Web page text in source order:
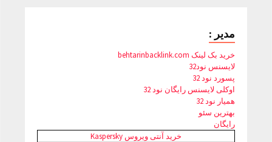
مدیر :
خرید بک لینک behtarinbacklink.com
لایسنس نود32
پسورد نود 32
اوکلی لایسنس رایگان نود 32
همیار نود 32
بهترین سئو
رایگان
خرید آنتی ویروس Kaspersky